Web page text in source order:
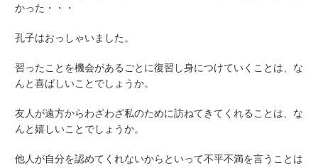
かった・・・
孔子はおっしゃいました。
習ったことを機会があるごとに復習し身につけていくことは、な
んと喜ばしいことでしょうか。
友人が遠方からわざわざ私のために訪ねてきてくれることは、な
んと嬉しいことでしょうか。
他人が自分を認めてくれないからといって不平不満を言うことは